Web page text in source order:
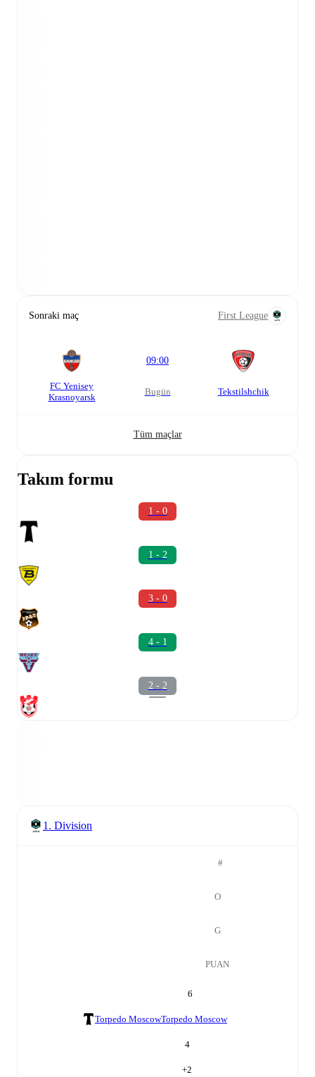
Sonraki maç First League
FC Yenisey
Krasnoyarsk
09:00
bugün Tekstilshchik
Tüm maçlar
Takım formu
1 - 0
1 - 2
3 - 0
4 - 1
2 - 2
1. Division
#
O
G
PUAN
6
Torpedo MoscowTorpedo Moscow
4
+2